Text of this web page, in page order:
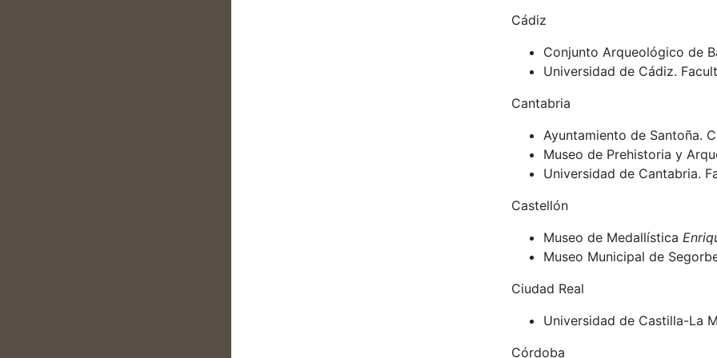
Cádiz
Conjunto Arqueológico de
Universidad de Cádiz.
Cantabria
Ayuntamiento de Santoña.
Museo de Prehistoria y
Universidad de Cantabria.
Castellón
Museo de Medallística
Museo Municipal de
Ciudad Real
Universidad de Castilla-La
Córdoba